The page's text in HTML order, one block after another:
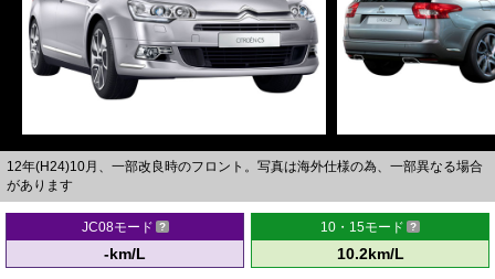
12年(H24)10月、一部改良時のフロント。写真は海外仕様の為、一部異なる場合
があります
JC08モード
-km/L
10・15モード
10.2km/L